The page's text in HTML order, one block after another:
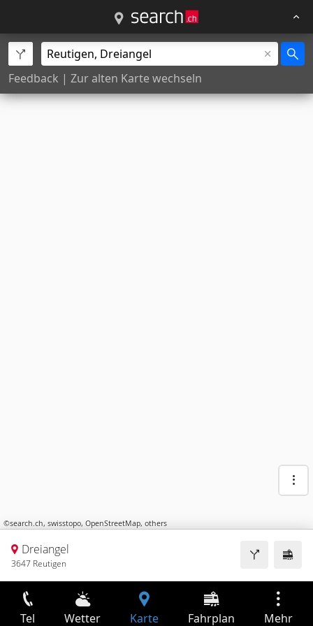
Feedback | Zur alten Karte wechseln
©search.ch, swisstopo, OpenStreetMap, others
Dreiangel
3647 Reutigen
Tel Wetter Karte Fahrplan Mehr